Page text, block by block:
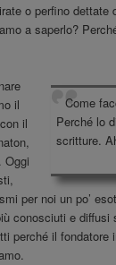
o perfino dettate
a saperlo?
Come
Perché lo
scritture.
il
il
Oggi
per noi un po’
conosciuti e diffusi
perché il fondatore